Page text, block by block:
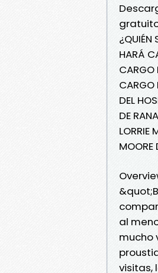
gratuito
¿QUIÉN
HARÁ
CARGO
CARGO
DEL
DE
LORRIE
al
mucho
visitas,